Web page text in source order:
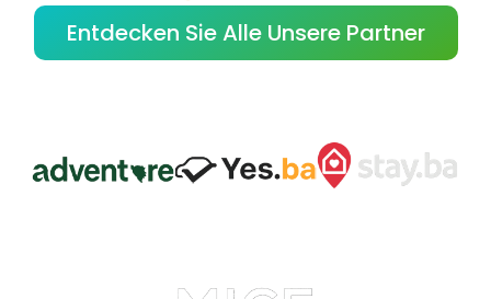
Entdecken Sie Alle Unsere Partner